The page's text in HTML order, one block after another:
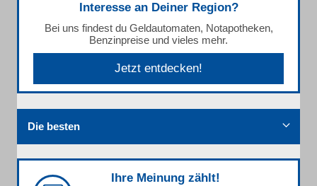
Interesse an Deiner Region?
Bei uns findest du Geldautomaten, Notapotheken,
Benzinpreise und vieles mehr.
Jetzt entdecken!
Die besten
Ihre Meinung zählt!